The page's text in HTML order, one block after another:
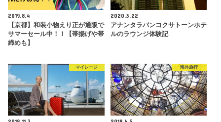
2019.8.4
【京都】和装小物えり正が通販で
サマーセール中！！【帯揚げや帯
締めも】
2020.3.22
アナンタラバンコクサトーンホテ
ルのラウンジ体験記
マイレージ 海外旅行